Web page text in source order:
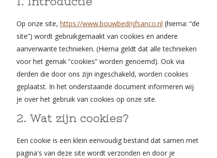
Op onze site, https://www.bouwbedrijfsanco.nl (hierna: “de
site”) wordt gebruikgemaakt van cookies en andere
aanverwante technieken. (Hierna geldt dat alle technieken
voor het gemak “cookies” worden genoemd). Ook via
derden die door ons zijn ingeschakeld, worden cookies
geplaatst. In het onderstaande document informeren wij
je over het gebruik van cookies op onze site.
2. Wat zijn cookies?
Een cookie is een klein eenvoudig bestand dat samen met
pagina's van deze site wordt verzonden en door je